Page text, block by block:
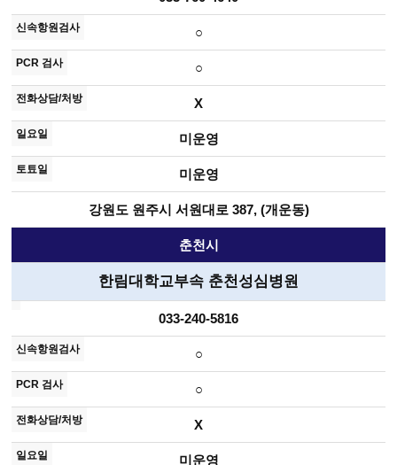
○
○
X
미운영
미운영
강원도 원주시 서원대로 387, (개운동)
춘천시
한림대학교부속 춘천성심병원
033-240-5816
○
○
X
미운영